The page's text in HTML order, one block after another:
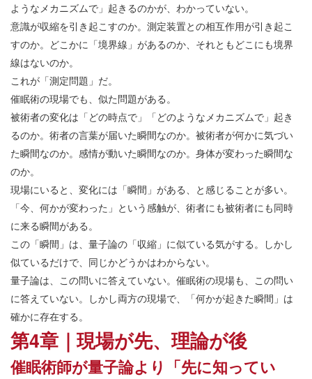
ようなメカニズムで」起きるのかが、わかっていない。
意識が収縮を引き起こすのか。測定装置との相互作用が引き起こ
すのか。どこかに「境界線」があるのか、それともどこにも境界
線はないのか。
これが「測定問題」だ。
催眠術の現場でも、似た問題がある。
被術者の変化は「どの時点で」「どのようなメカニズムで」起き
るのか。術者の言葉が届いた瞬間なのか。被術者が何かに気づい
た瞬間なのか。感情が動いた瞬間なのか。身体が変わった瞬間な
のか。
現場にいると、変化には「瞬間」がある、と感じることが多い。
「今、何かが変わった」という感触が、術者にも被術者にも同時
に来る瞬間がある。
この「瞬間」は、量子論の「収縮」に似ている気がする。しかし
似ているだけで、同じかどうかはわからない。
量子論は、この問いに答えていない。催眠術の現場も、この問い
に答えていない。しかし両方の現場で、「何かが起きた瞬間」は
確かに存在する。
第4章｜現場が先、理論が後
催眠術師が量子論より「先に知ってい